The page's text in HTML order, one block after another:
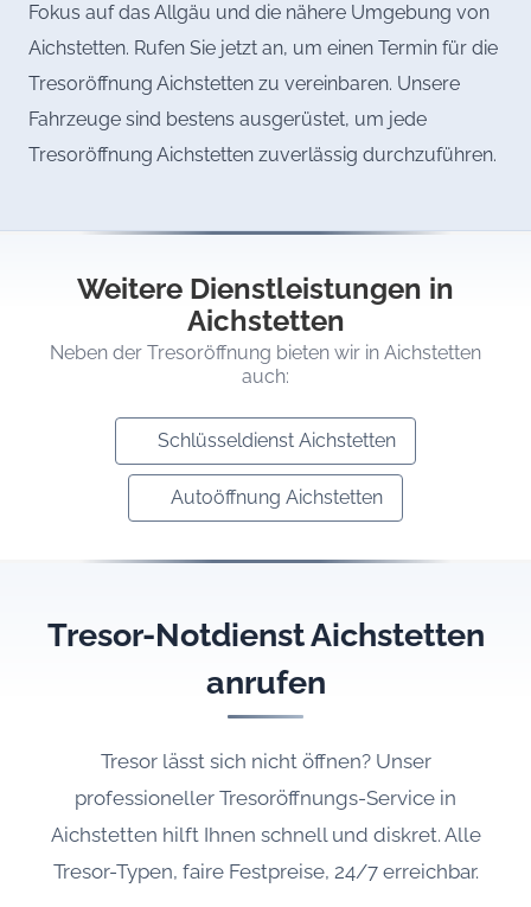
Fokus auf das Allgäu und die nähere Umgebung von
Aichstetten. Rufen Sie jetzt an, um einen Termin für die
Tresoröffnung Aichstetten zu vereinbaren. Unsere
Fahrzeuge sind bestens ausgerüstet, um jede
Tresoröffnung Aichstetten zuverlässig durchzuführen.
Weitere Dienstleistungen in
Aichstetten
Neben der Tresoröffnung bieten wir in Aichstetten
auch:
Schlüsseldienst Aichstetten
Autoöffnung Aichstetten
Tresor-Notdienst Aichstetten
anrufen
Tresor lässt sich nicht öffnen? Unser
professioneller Tresoröffnungs-Service in
Aichstetten hilft Ihnen schnell und diskret. Alle
Tresor-Typen, faire Festpreise, 24/7 erreichbar.